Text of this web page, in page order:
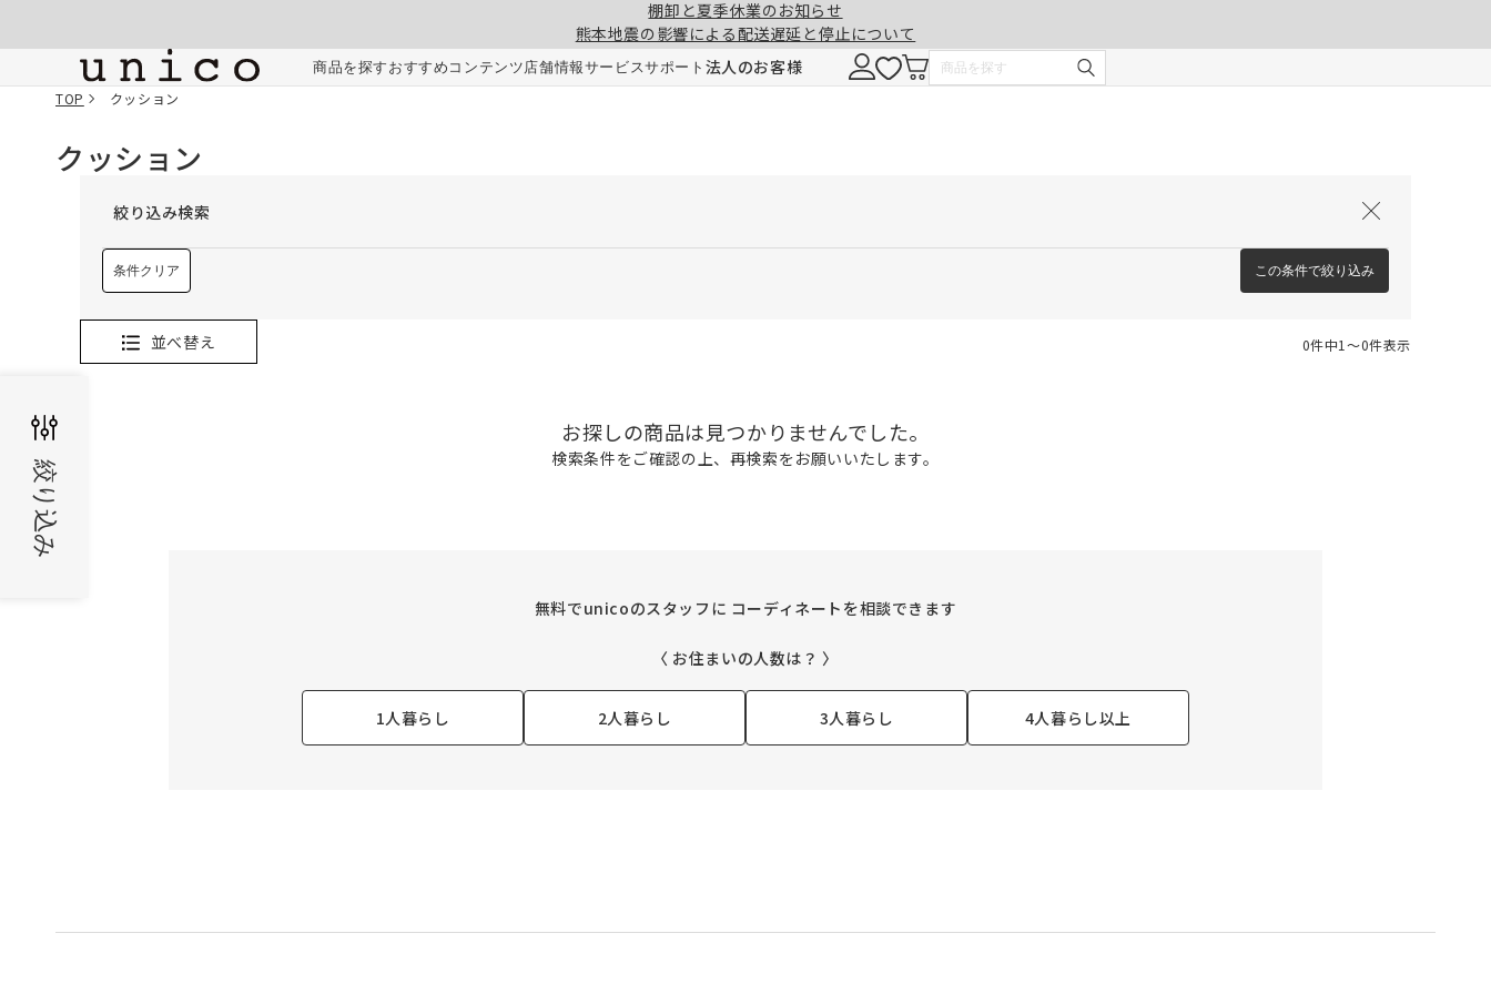
棚卸と夏季休業のお知らせ
熊本地震の影響による配送遅延と停止について
商品を探す おすすめコンテンツ 店舗情報サービスサポート 法人のお客様
TOP クッション
クッション
絞り込み
絞り込み検索
条件クリア この条件で絞り込み
並べ替え 0件中1〜0件表示
お探しの商品は見つかりませんでした。
検索条件をご確認の上、再検索をお願いいたします。
無料でunicoのスタッフに コーディネートを相談できます
〈 お住まいの人数は？ 〉
1人暮らし 2人暮らし 3人暮らし 4人暮らし以上